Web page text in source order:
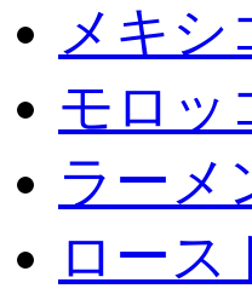
メキシ
モロッ
ラーメ
ロース